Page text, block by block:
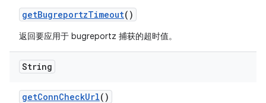
getBugreportzTimeout()
返回要应用于 bugreportz 捕获的超时值。
String
getConnCheckUrl()